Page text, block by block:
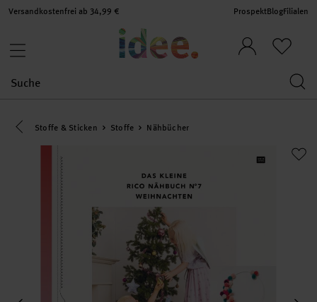
Versandkostenfrei ab 34,99 € ProspektBlogFilialen
Eine Kategorie zurück navigieren
Stoffe & Sticken Stoffe Nähbücher